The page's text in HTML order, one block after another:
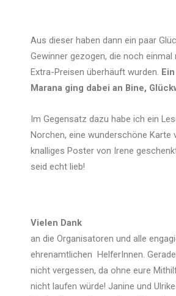
Aus dieser haben dann ein paar
Gewinner gezogen, die noch einmal
Extra-Preisen überhäuft wurden.
Marana ging dabei an Bine,
Im Gegensatz dazu habe ich ein
Norchen, eine wunderschöne Karte
knalliges Poster von Irene
seid echt lieb!
Vielen Dank
an die Organisatoren und alle
ehrenamtlichen HelferInnen.
nicht vergessen, da ohne eure
nicht laufen würde! Janine und